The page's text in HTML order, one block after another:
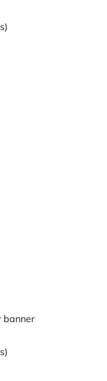
banner